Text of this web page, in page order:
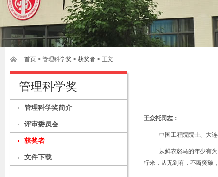
首页 > 管理科学奖 > 获奖者 > 正文
管理科学奖
管理科学奖简介
评审委员会
获奖者
文件下载
王众托同志：
中国工程院院士、大
从鲜衣怒马的年少有
行来，从无到有，不断突破